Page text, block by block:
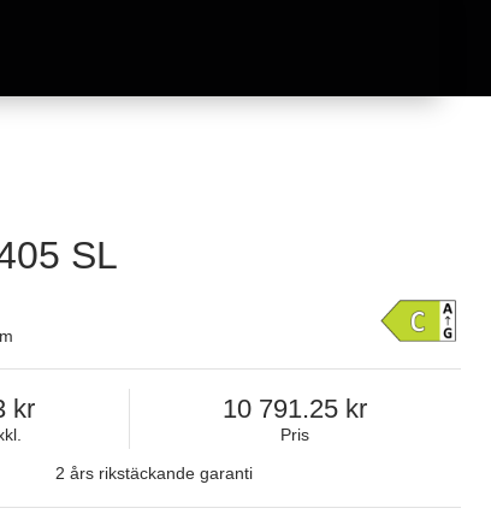
SL
Pris
10 791.25
2 års rikstäckande garanti